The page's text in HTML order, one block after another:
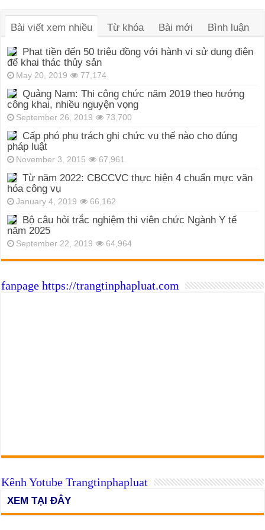
Bài viết xem nhiều Từ khóa Bài mới Bình luận
Phạt tiền đến 50 triệu đồng với hành vi sử dụng điện
để khai thác thủy sản
May 20, 2019 77,174
Quảng Nam: Thi công chức năm 2019 theo hướng
công khai, nhiều nguyện vọng
September 26, 2019 73,700
Cấp phó phụ trách ghi chức vụ thế nào cho đúng
pháp luật
November 3, 2015 67,961
Từ năm 2022: CBCCVC thực hiện 4 chuẩn mực văn
hóa công vụ
January 4, 2019 66,162
Bộ câu hỏi trắc nghiệm thi viên chức Ngành Y tế
năm 2025
September 22, 2019 64,964
fanpage https://trangtinphapluat.com
Kênh Yotube Trangtinphapluat
XEM TẠI ĐÂY